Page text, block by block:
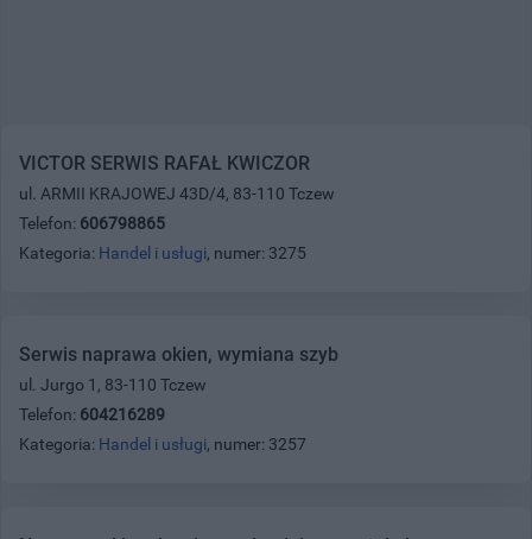
VICTOR SERWIS RAFAŁ KWICZOR
ul. ARMII KRAJOWEJ 43D/4, 83-110 Tczew
Telefon: 606798865
Kategoria: Handel i usługi, numer: 3275
Serwis naprawa okien, wymiana szyb
ul. Jurgo 1, 83-110 Tczew
Telefon: 604216289
Kategoria: Handel i usługi, numer: 3257